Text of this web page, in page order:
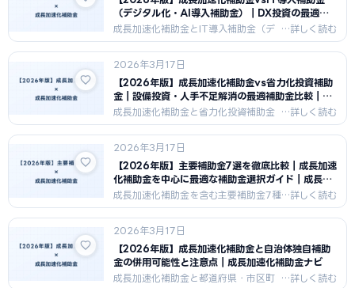
す。
（デジタル化・AI導入補助金）｜DX投資の最適補
助金選択｜成長加速化補助金ナビ
成長加速化補助金とIT導入補助金（デ
ジタル化・AI導入補助金）をDX投資視
点で比較。補助対象・補助率・申請難
易度の違いから、ソフトウェア投資に
最適な補助金を解説します。
2026年3月17日
【2026年版】成長加速化補助金vs省力化投資補助
金｜設備投資・人手不足解消の最適補助金比較｜成
長加速化補助金ナビ
成長加速化補助金と省力化投資補助金
（中小企業省力化投資補助金）を設備
投資視点で比較。補助上限・対象機
器・申請要件・難易度の違いから、設
備投資に最適な補助金選択を解説しま
す。
2026年3月17日
【2026年版】主要補助金7選を徹底比較｜成長加速
化補助金を中心に最適な補助金選択ガイド｜成長加
速化補助金ナビ
成長加速化補助金を含む主要補助金7種
類（事業再構築・ものづくり・新事業
進出・IT導入・省力化・持続化・大規
模成長投資）を一覧表で徹底比較。自
社に最適な補助金の選び方を解説しま
す。
2026年3月17日
【2026年版】成長加速化補助金と自治体独自補助
金の併用可能性と注意点｜成長加速化補助金ナビ
成長加速化補助金と都道府県・市区町